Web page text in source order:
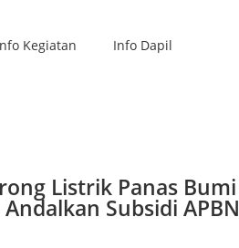
Kegiatan Info Dapil
Listrik Panas Bumi
Subsidi APBN